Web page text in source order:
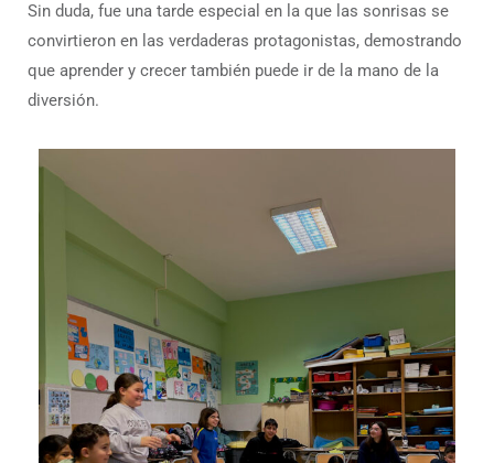
Sin duda, fue una tarde especial en la que las sonrisas se
convirtieron en las verdaderas protagonistas, demostrando
que aprender y crecer también puede ir de la mano de la
diversión.